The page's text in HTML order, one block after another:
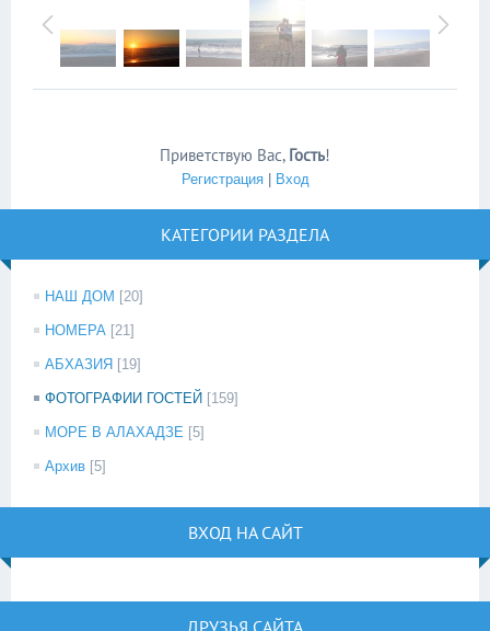
Приветствую Вас, Гость!
Регистрация| Вход
КАТЕГОРИИ РАЗДЕЛА
НАШ ДОМ [20]
НОМЕРА [21]
АБХАЗИЯ [19]
ФОТОГРАФИИ ГОСТЕЙ [159]
МОРЕ В АЛАХАДЗЕ [5]
Архив [5]
ВХОД НА САЙТ
ДРУЗЬЯ САЙТА